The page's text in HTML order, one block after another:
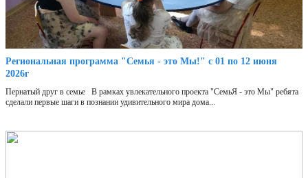
Региональная программа "Семья - это Мы!" с 01 по 12 июня
2026г
Пернатый друг в семье В рамках увлекательного проекта "СемьЯ - это Мы" ребята
сделали первые шаги в познании удивительного мира дома...